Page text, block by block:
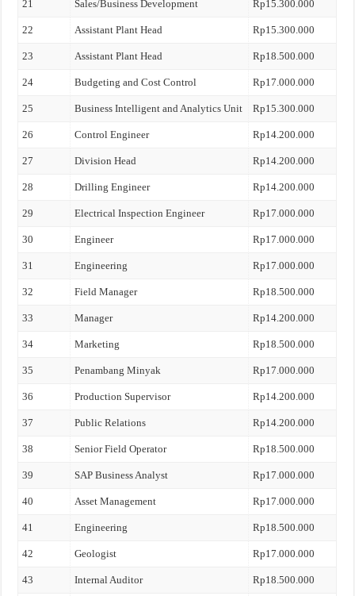
21 Sales/Business Development Rp15.300.000
22 Assistant Plant Head Rp15.300.000
23 Assistant Plant Head Rp18.500.000
24 Budgeting and Cost Control Rp17.000.000
25 Business Intelligent and Analytics Unit Rp15.300.000
26 Control Engineer Rp14.200.000
27 Division Head Rp14.200.000
28 Drilling Engineer Rp14.200.000
29 Electrical Inspection Engineer Rp17.000.000
30 Engineer Rp17.000.000
31 Engineering Rp17.000.000
32 Field Manager Rp18.500.000
33 Manager Rp14.200.000
34 Marketing Rp18.500.000
35 Penambang Minyak Rp17.000.000
36 Production Supervisor Rp14.200.000
37 Public Relations Rp14.200.000
38 Senior Field Operator Rp18.500.000
39 SAP Business Analyst Rp17.000.000
40 Asset Management Rp17.000.000
41 Engineering Rp18.500.000
42 Geologist Rp17.000.000
43 Internal Auditor Rp18.500.000